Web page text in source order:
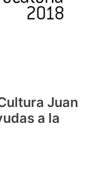
Juan
a la